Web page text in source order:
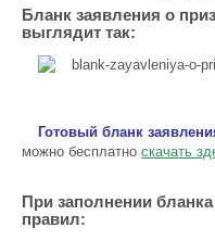
Бланк заявления о
выглядит так:
Готовый бланк
можно бесплатно скачать
При заполнении
правил: